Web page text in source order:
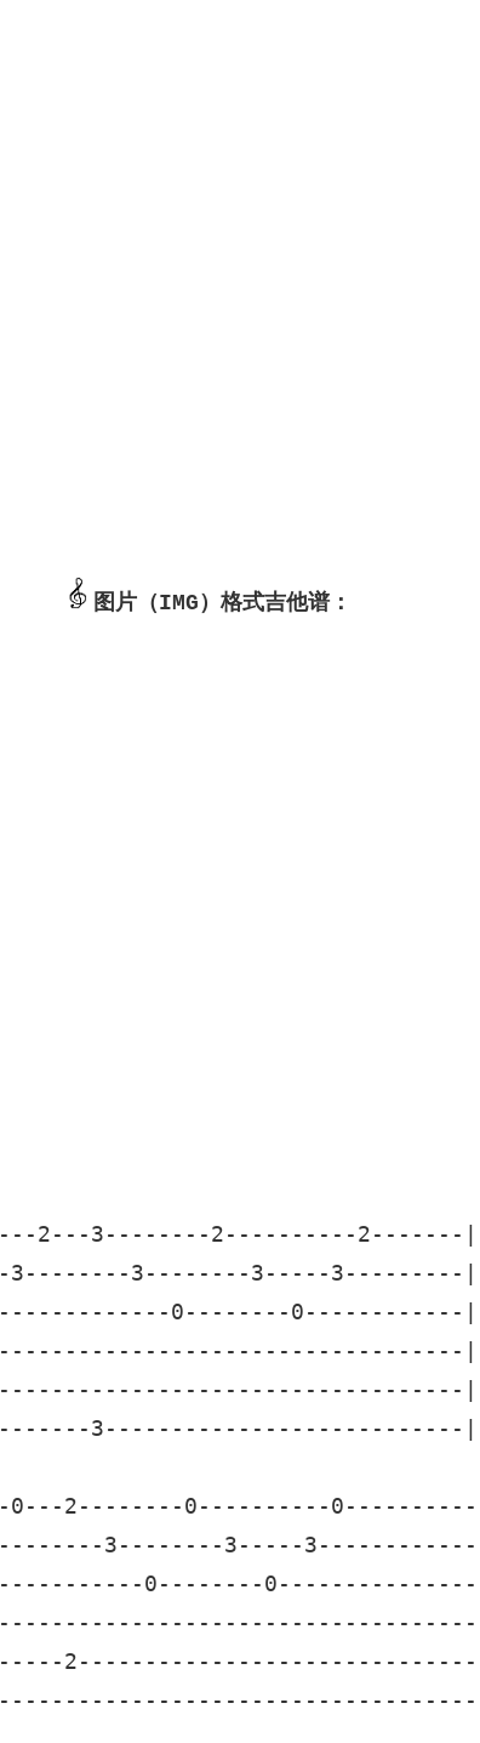
图片（IMG）格式吉他谱：
2---3--------2----------2-------|
3--------3-----3---------|
0--------0------------|
|
|
3---------------------------|
0---2--------0----------0----------|
3--------3-----3------------|
0--------0---------------|
|
2------------------------------|
|